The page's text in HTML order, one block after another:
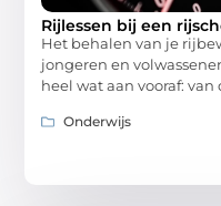
Rijlessen bij een
Het behalen van je
jongeren en
heel wat aan vooraf: van
Onderwijs